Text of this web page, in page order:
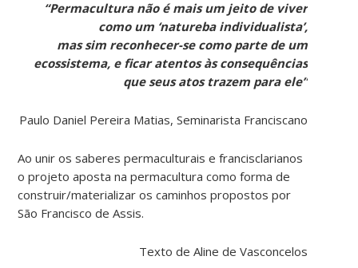
“Permacultura não é mais um jeito de viver
como um ‘natureba individualista’,
mas sim reconhecer-se como parte de um
ecossistema, e ficar atentos às consequências
que seus atos trazem para ele”
Paulo Daniel Pereira Matias, Seminarista Franciscano
Ao unir os saberes permaculturais e francisclarianos
o projeto aposta na permacultura como forma de
construir/materializar os caminhos propostos por
São Francisco de Assis.
Texto de Aline de Vasconcelos